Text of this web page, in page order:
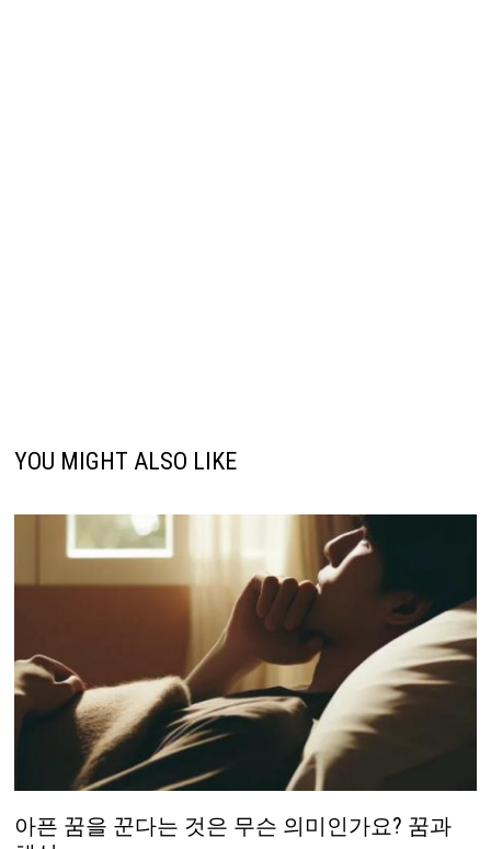
YOU MIGHT ALSO LIKE
아픈 꿈을 꾼다는 것은 무슨 의미인가요? 꿈과